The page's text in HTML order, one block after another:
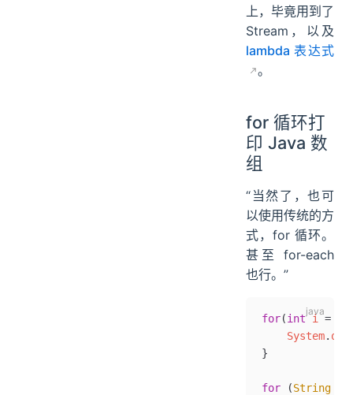
上，毕竟用到了
Stream，以及
lambda 表达式
。
for 循环打
印 Java 数
组
“当然了，也可
以使用传统的方
式，for 循环。
甚至 for-each
也行。”
for(int i =
    System
. out
}
for (String